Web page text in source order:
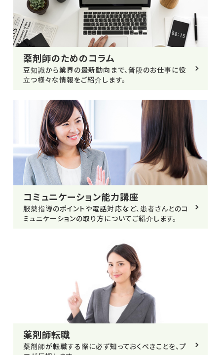
薬剤師のためのコラム
豆知識から業界の最新動向まで、普段のお仕事に役
立つ様々な情報をご紹介します。
コミュニケーション能力講座
服薬指導のポイントや電話対応など、患者さんとのコ
ミュニケーションの取り方についてご紹介します。
薬剤師転職
薬剤師が転職する際に必ず知っておくべきことを、プ